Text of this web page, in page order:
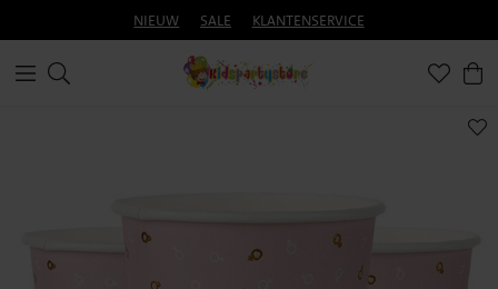
NIEUW SALE KLANTENSERVICE